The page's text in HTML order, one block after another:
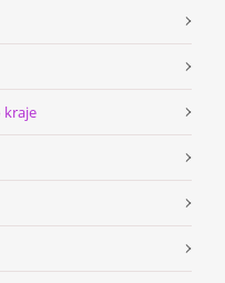
kraje